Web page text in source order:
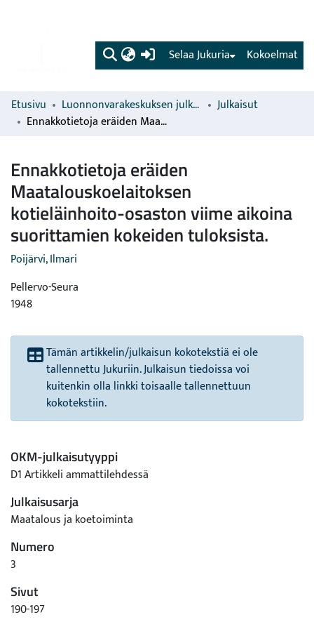
(current) Kokoelmat
Selaa Jukuria
Etusivu Luonnonvarakeskuksen julkaisut
Julkaisut
Ennakkotietoja eräiden Maatalouskoelaitoksen kotieläinhoito-osaston viime aikoina suorittamien kokeiden tuloksista.
Ennakkotietoja eräiden
Maatalouskoelaitoksen
kotieläinhoito-osaston viime aikoina
suorittamien kokeiden tuloksista.
Poijärvi, Ilmari
Pellervo-Seura
1948
Tämän artikkelin/julkaisun kokotekstiä ei ole
tallennettu Jukuriin. Julkaisun tiedoissa voi
kuitenkin olla linkki toisaalle tallennettuun
kokotekstiin.
OKM-julkaisutyyppi
D1 Artikkeli ammattilehdessä
Julkaisusarja
Maatalous ja koetoiminta
Numero
3
Sivut
190-197